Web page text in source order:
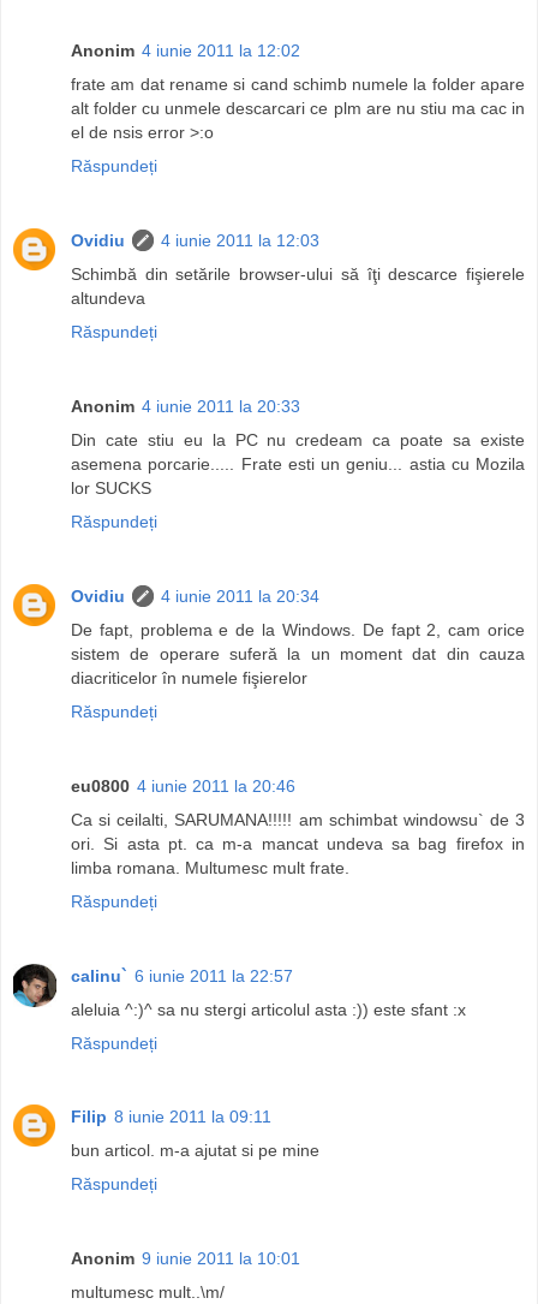
Anonim 4 iunie 2011 la 12:02
frate am dat rename si cand schimb numele la folder apare
alt folder cu unmele descarcari ce plm are nu stiu ma cac in
el de nsis error >:o
Răspundeți
Ovidiu
4 iunie 2011 la 12:03
Schimbă din setările browser-ului să îţi descarce fişierele
altundeva
Răspundeți
Anonim 4 iunie 2011 la 20:33
Din cate stiu eu la PC nu credeam ca poate sa existe
asemena porcarie..... Frate esti un geniu... astia cu Mozila
lor SUCKS
Răspundeți
Ovidiu
4 iunie 2011 la 20:34
De fapt, problema e de la Windows. De fapt 2, cam orice
sistem de operare suferă la un moment dat din cauza
diacriticelor în numele fişierelor
Răspundeți
eu0800 4 iunie 2011 la 20:46
Ca si ceilalti, SARUMANA!!!!! am schimbat windowsu` de 3
ori. Si asta pt. ca m-a mancat undeva sa bag firefox in
limba romana. Multumesc mult frate.
Răspundeți
calinu` 6 iunie 2011 la 22:57
aleluia ^:)^ sa nu stergi articolul asta :)) este sfant :x
Răspundeți
Filip 8 iunie 2011 la 09:11
bun articol. m-a ajutat si pe mine
Răspundeți
Anonim 9 iunie 2011 la 10:01
multumesc mult..\m/